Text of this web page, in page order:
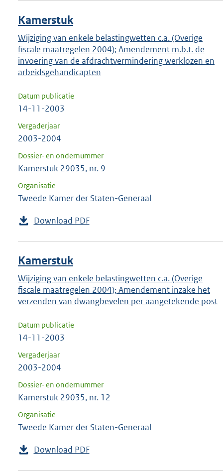
Kamerstuk
Wijziging van enkele belastingwetten c.a. (Overige
fiscale maatregelen 2004); Amendement m.b.t. de
invoering van de afdrachtvermindering werklozen en
arbeidsgehandicapten
Datum publicatie
14-11-2003
Vergaderjaar
2003-2004
Dossier- en ondernummer
Kamerstuk 29035, nr. 9
Organisatie
Tweede Kamer der Staten-Generaal
Download PDF
Kamerstuk
Wijziging van enkele belastingwetten c.a. (Overige
fiscale maatregelen 2004); Amendement inzake het
verzenden van dwangbevelen per aangetekende post
Datum publicatie
14-11-2003
Vergaderjaar
2003-2004
Dossier- en ondernummer
Kamerstuk 29035, nr. 12
Organisatie
Tweede Kamer der Staten-Generaal
Download PDF